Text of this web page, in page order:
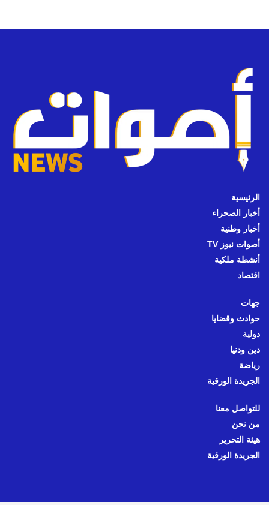
الرئيسية
أخبار الصحراء
أخبار وطنية
أصوات نيوز TV
أنشطة ملكية
اقتصاد
جهات
حوادث وقضايا
دولية
دين ودنيا
رياضة
الجريدة الورقية
للتواصل معنا
من نحن
هيئة التحرير
الجريدة الورقية